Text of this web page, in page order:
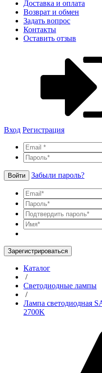
Доставка и оплата
Возврат и обмен
Задать вопрос
Контакты
Оставить отзыв
Вход Регистрация
Войти Забыли пароль?
Зарегистрироваться
Каталог
/
Светодиодные лампы
/
Лампа светодиодная
2700K